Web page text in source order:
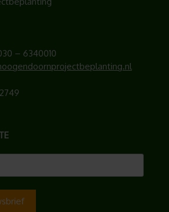
– 6340010